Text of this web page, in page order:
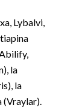
Lybalvi,
la
la
(Vraylar).